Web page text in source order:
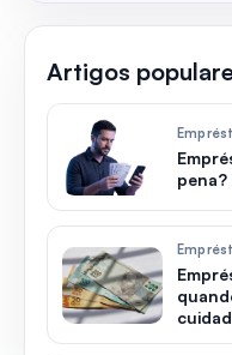
Artigos